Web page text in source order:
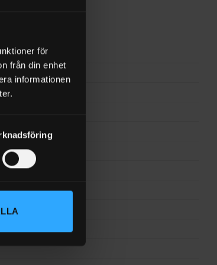
för
från din enhet
informationen
automatisk